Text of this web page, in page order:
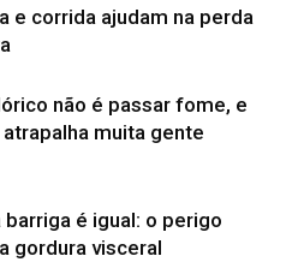
e corrida ajudam na perda
não é passar fome, e
muita gente
é igual: o perigo
gordura visceral